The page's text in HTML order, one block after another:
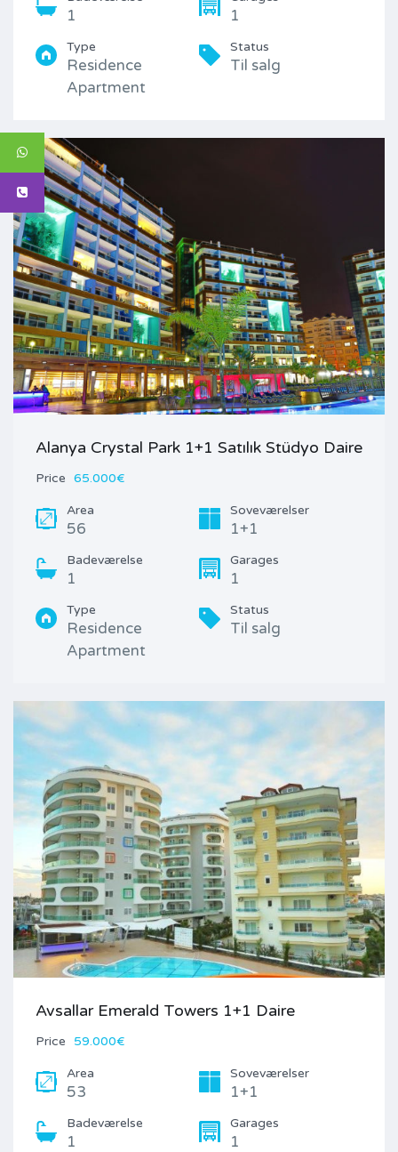
1 1
Type
Residence
Apartment
Status
Til salg
Alanya Crystal Park 1+1 Satılık Stüdyo Daire
Price 65.000€
Area
56
Soveværelser
1+1
Badeværelse
1
Garages
1
Type
Residence
Apartment
Status
Til salg
Avsallar Emerald Towers 1+1 Daire
Price 59.000€
Area
53
Soveværelser
1+1
Badeværelse
1
Garages
1